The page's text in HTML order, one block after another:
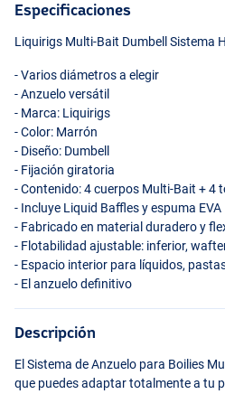
Especificaciones
Liquirigs Multi-Bait Dumbell Sistema
- Varios diámetros a elegir
- Anzuelo versátil
- Marca: Liquirigs
- Color: Marrón
- Diseño: Dumbell
- Fijación giratoria
- Contenido: 4 cuerpos Multi-Bait + 4
- Incluye Liquid Baffles y espuma EVA
- Fabricado en material duradero y
- Flotabilidad ajustable: inferior,
- Espacio interior para líquidos,
- El anzuelo definitivo
Descripción
El Sistema de Anzuelo para Boilies
que puedes adaptar totalmente a tu